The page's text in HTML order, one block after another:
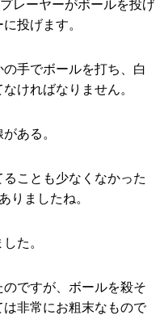
レーヤーがボールを投げ
投げます。
手でボールを打ち、白
ければなりません。
ある。
ことも少なくなかった
りましたね。
た。
ですが、ボールを殺そ
非常にお粗末なもので